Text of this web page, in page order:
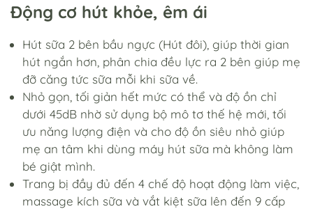
Động cơ hút khỏe, êm ái
Hút sữa 2 bên bầu ngực (Hút đôi), giúp thời gian
hút ngắn hơn, phân chia đều lực ra 2 bên giúp mẹ
đỡ căng tức sữa mỗi khi sữa về.
Nhỏ gọn, tối giản hết mức có thể và độ ồn chỉ
dưới 45dB nhờ sử dụng bộ mô tơ thế hệ mới, tối
ưu năng lượng điện và cho độ ồn siêu nhỏ giúp
mẹ an tâm khi dùng máy hút sữa mà không làm
bé giật mình.
Trang bị đầy đủ đến 4 chế độ hoạt động làm việc,
massage kích sữa và vắt kiệt sữa lên đến 9 cấp